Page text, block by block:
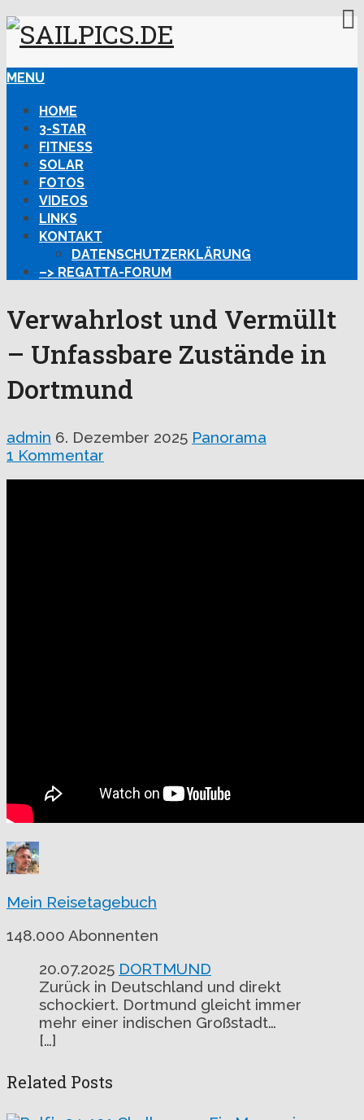
MENU
HOME
3-STAR
FITNESS
SOLAR
FOTOS
VIDEOS
LINKS
KONTAKT
DATENSCHUTZERKLÄRUNG
–> REGATTA-FORUM
Verwahrlost und Vermüllt
– Unfassbare Zustände in
Dortmund
admin 6. Dezember 2025 Panorama
1 Kommentar
Mein Reisetagebuch
148.000 Abonnenten
20.07.2025 DORTMUND
Zurück in Deutschland und direkt
schockiert. Dortmund gleicht immer
mehr einer indischen Großstadt…
[…]
Related Posts